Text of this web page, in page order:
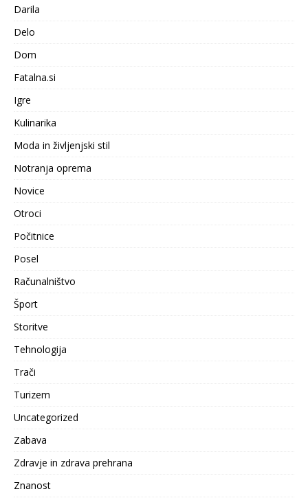
Darila
Delo
Dom
Fatalna.si
Igre
Kulinarika
Moda in življenjski stil
Notranja oprema
Novice
Otroci
Počitnice
Posel
Računalništvo
Šport
Storitve
Tehnologija
Trači
Turizem
Uncategorized
Zabava
Zdravje in zdrava prehrana
Znanost